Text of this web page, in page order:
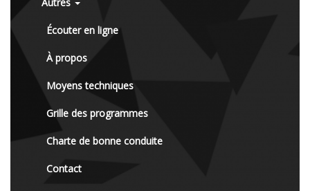
Écouter en ligne
À propos
Moyens techniques
Grille des programmes
Charte de bonne conduite
Contact